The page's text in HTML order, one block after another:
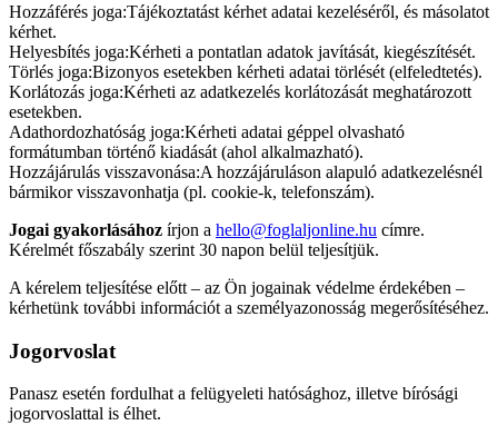
Hozzáférés joga:Tájékoztatást kérhet adatai kezeléséről, és másolatot
kérhet.
Helyesbítés joga:Kérheti a pontatlan adatok javítását, kiegészítését.
Törlés joga:Bizonyos esetekben kérheti adatai törlését (elfeledtetés).
Korlátozás joga:Kérheti az adatkezelés korlátozását meghatározott
esetekben.
Adathordozhatóság joga:Kérheti adatai géppel olvasható
formátumban történő kiadását (ahol alkalmazható).
Hozzájárulás visszavonása:A hozzájáruláson alapuló adatkezelésnél
bármikor visszavonhatja (pl. cookie-k, telefonszám).
Jogai gyakorlásához írjon a hello@foglaljonline.hu címre.
Kérelmét főszabály szerint 30 napon belül teljesítjük.
A kérelem teljesítése előtt – az Ön jogainak védelme érdekében –
kérhetünk további információt a személyazonosság megerősítéséhez.
Jogorvoslat
Panasz esetén fordulhat a felügyeleti hatósághoz, illetve bírósági
jogorvoslattal is élhet.